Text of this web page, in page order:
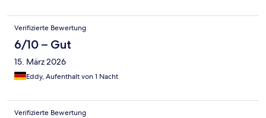
Verifizierte Bewertung
6/10 – Gut
15. März 2026
Eddy, Aufenthalt von 1 Nacht
Verifizierte Bewertung